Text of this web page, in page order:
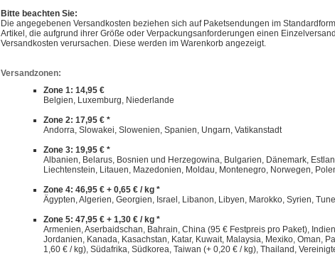
Bitte beachten Sie:
Die angegebenen Versandkosten beziehen sich auf Paketsendungen im
Artikel, die aufgrund ihrer Größe oder Verpackungsanforderungen einen
Versandkosten verursachen. Diese werden im Warenkorb angezeigt.
Versandzonen:
Zone 1: 14,95 €
Belgien, Luxemburg, Niederlande
Zone 2: 17,95 € *
Andorra, Slowakei, Slowenien, Spanien, Ungarn, Vatikanstadt
Zone 3: 19,95 € *
Albanien, Belarus, Bosnien und Herzegowina, Bulgarien, Dänemark,
Liechtenstein, Litauen, Mazedonien, Moldau, Montenegro, Norwegen,
Zone 4: 46,95 € + 0,65 € / kg *
Ägypten, Algerien, Georgien, Israel, Libanon, Libyen, Marokko, Syrien,
Zone 5: 47,95 € + 1,30 € / kg *
Armenien, Aserbaidschan, Bahrain, China (95 € Festpreis pro Paket),
Jordanien, Kanada, Kasachstan, Katar, Kuwait, Malaysia, Mexiko, Oman,
1,60 € / kg), Südafrika, Südkorea, Taiwan (+ 0,20 € / kg), Thailand,